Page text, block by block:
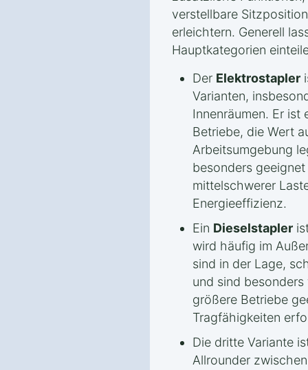
verstellbare
erleichtern. Generell
Hauptkategorien
Der Elektrostapler
Varianten,
Innenräumen. Er ist
Betriebe, die Wert
Arbeitsumgebung
besonders
mittelschwerer
Energieeffizienz.
Ein Dieselstapler
wird häufig im
sind in der Lage,
und sind
größere Betriebe
Tragfähigkeiten
Die dritte Variante
Allrounder